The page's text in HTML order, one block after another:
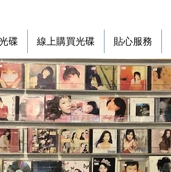
碟 線上購買光碟 貼心服務